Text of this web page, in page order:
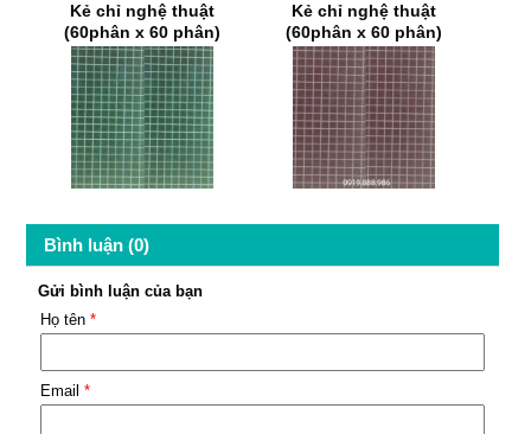
Kẻ chỉ nghệ thuật
(60phân x 60 phân)
Kẻ chỉ nghệ thuật
(60phân x 60 phân)
Bình luận (0)
Gửi bình luận của bạn
Họ tên *
Email *